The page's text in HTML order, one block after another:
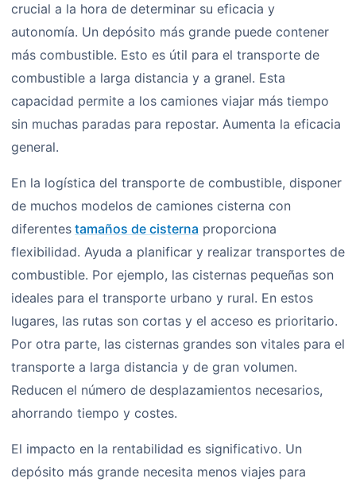
crucial a la hora de determinar su eficacia y
autonomía. Un depósito más grande puede contener
más combustible. Esto es útil para el transporte de
combustible a larga distancia y a granel. Esta
capacidad permite a los camiones viajar más tiempo
sin muchas paradas para repostar. Aumenta la eficacia
general.
En la logística del transporte de combustible, disponer
de muchos modelos de camiones cisterna con
diferentes tamaños de cisterna proporciona
flexibilidad. Ayuda a planificar y realizar transportes de
combustible. Por ejemplo, las cisternas pequeñas son
ideales para el transporte urbano y rural. En estos
lugares, las rutas son cortas y el acceso es prioritario.
Por otra parte, las cisternas grandes son vitales para el
transporte a larga distancia y de gran volumen.
Reducen el número de desplazamientos necesarios,
ahorrando tiempo y costes.
El impacto en la rentabilidad es significativo. Un
depósito más grande necesita menos viajes para